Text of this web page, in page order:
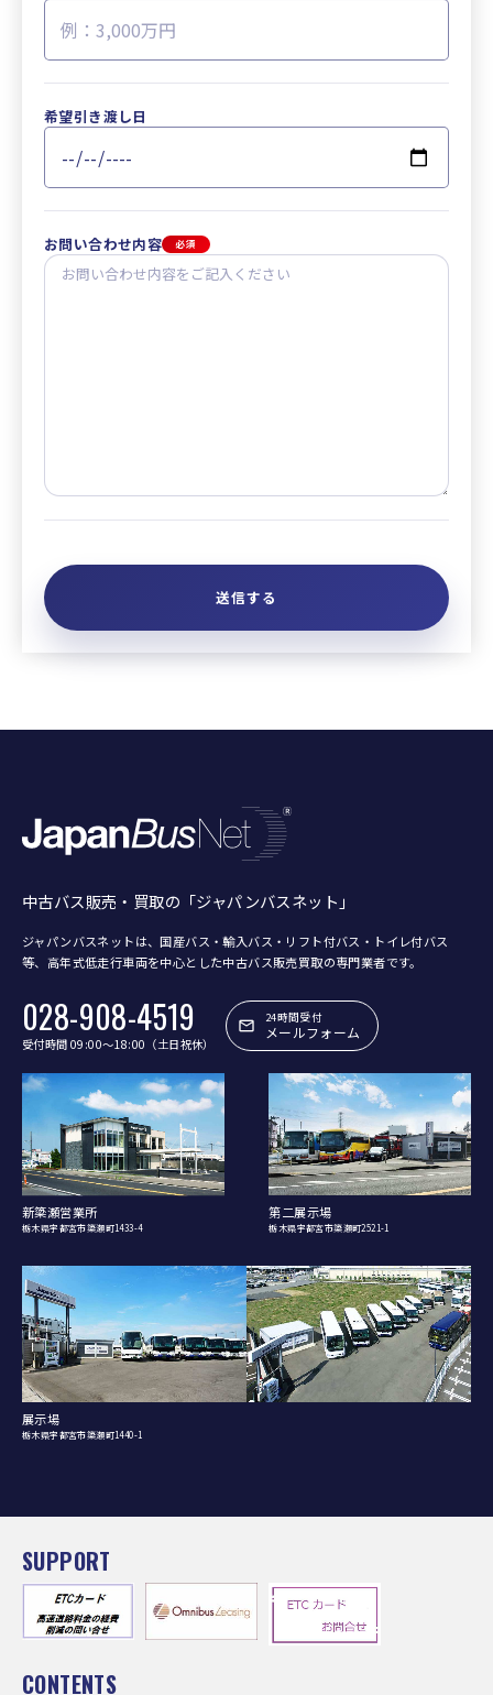
希望引き渡し日
お問い合わせ内容 必須
中古バス販売・買取の「ジャパンバスネット」
ジャパンバスネットは、国産バス・輸入バス・リフト付バス・トイレ付バス
等、 高年式低走行車両を中心とした中古バス販売買取の専門業者です。
028-908-4519
受付時間 09:00〜18:00（土日祝休）
24時間受付
メールフォーム
新簗瀬営業所
栃木県宇都宮市簗瀬町1433-4
第二展示場
栃木県宇都宮市簗瀬町2521-1
展示場
栃木県宇都宮市簗瀬町1440-1
SUPPORT
CONTENTS